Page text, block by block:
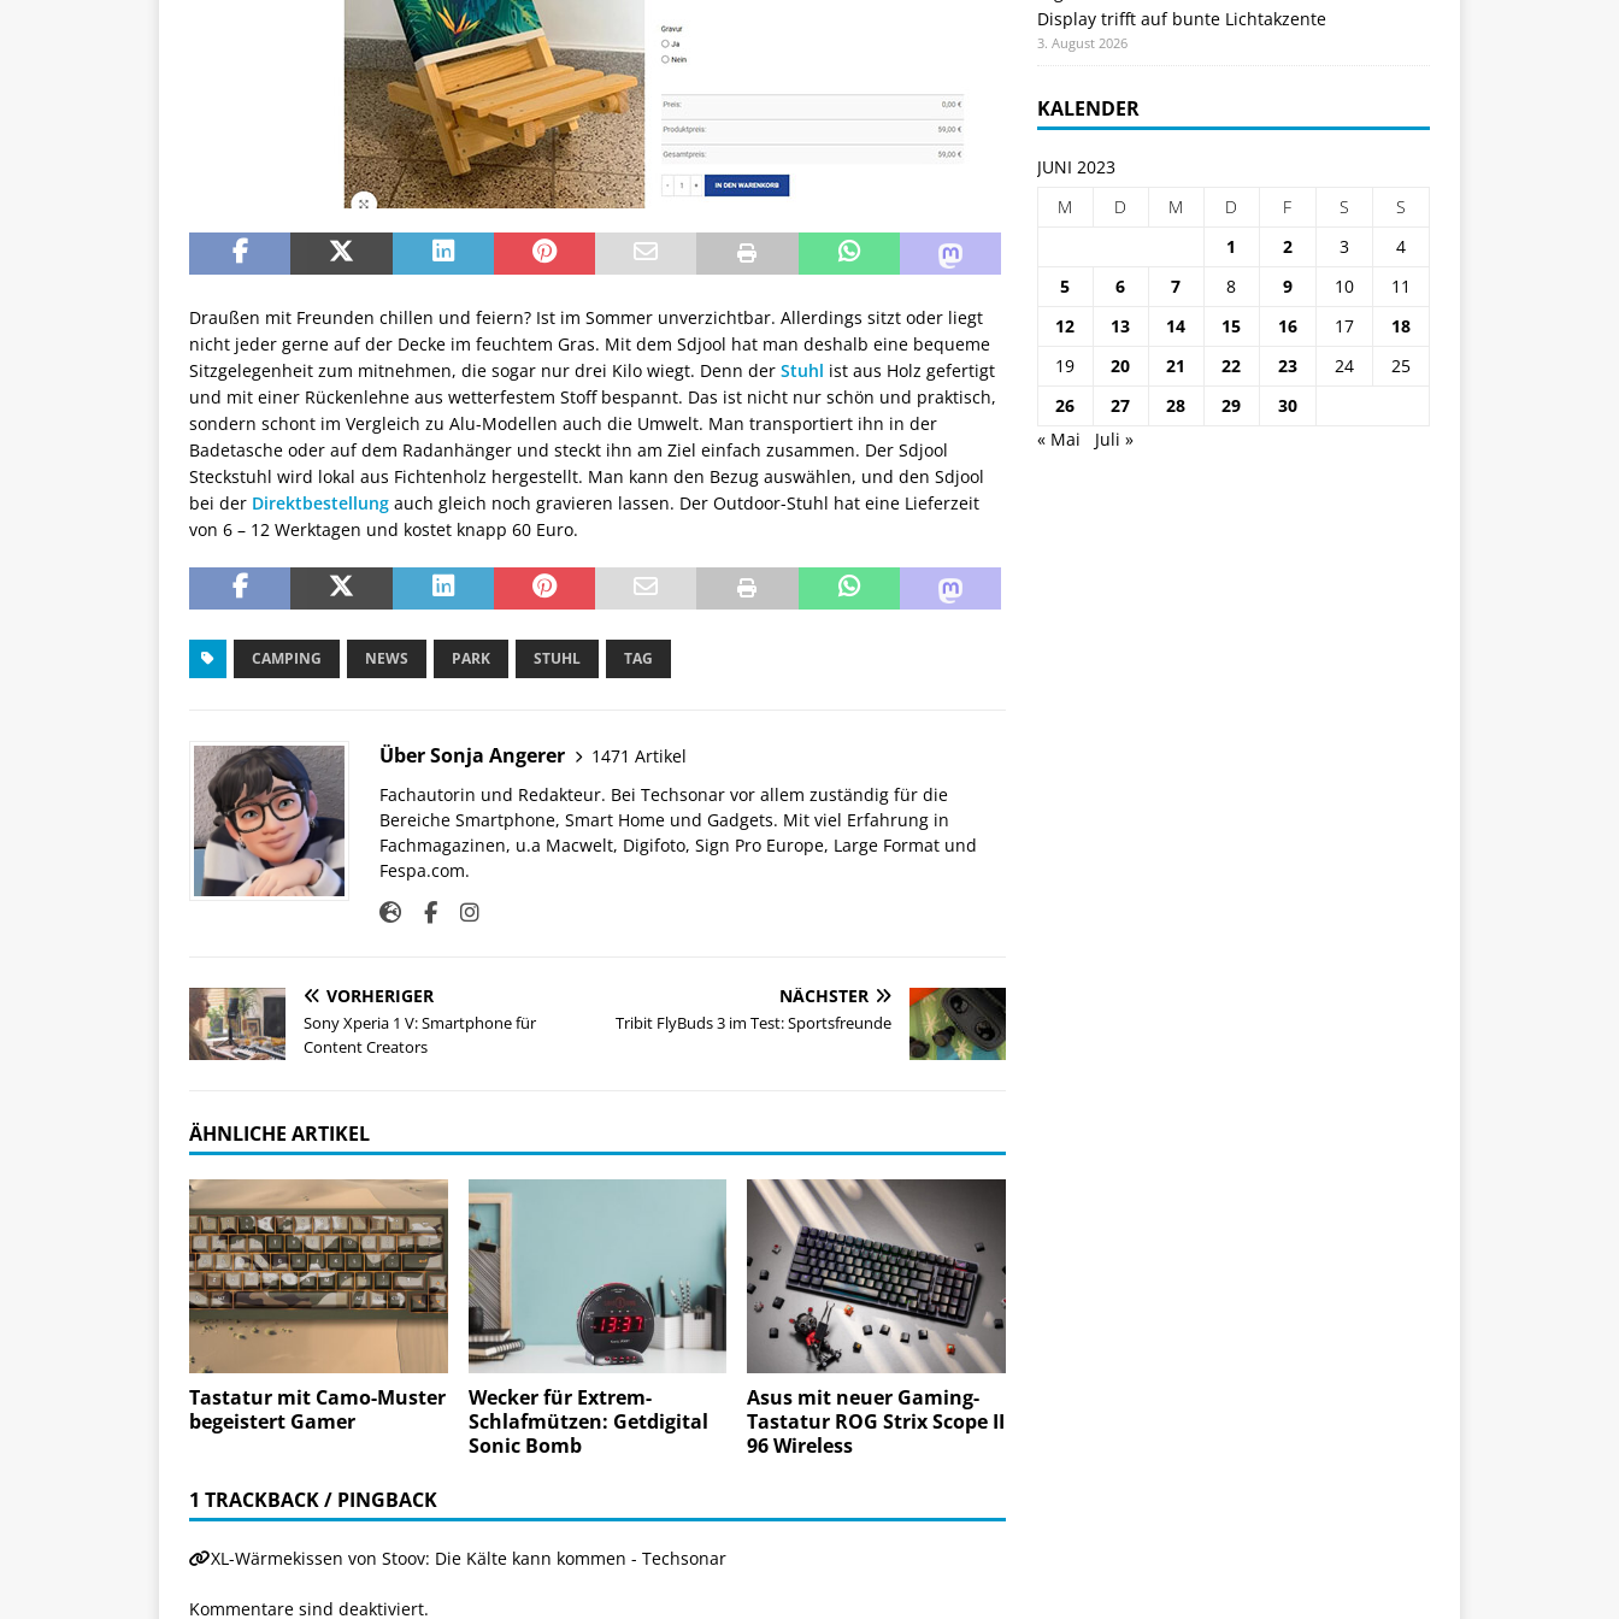
Draußen mit Freunden chillen und feiern? Ist im Sommer unverzichtbar. Allerdings sitzt oder liegt
nicht jeder gerne auf der Decke im feuchtem Gras. Mit dem Sdjool hat man deshalb eine bequeme
Sitzgelegenheit zum mitnehmen, die sogar nur drei Kilo wiegt. Denn der Stuhl ist aus Holz gefertigt
und mit einer Rückenlehne aus wetterfestem Stoff bespannt. Das ist nicht nur schön und praktisch,
sondern schont im Vergleich zu Alu-Modellen auch die Umwelt. Man transportiert ihn in der
Badetasche oder auf dem Radanhänger und steckt ihn am Ziel einfach zusammen. Der Sdjool
Steckstuhl wird lokal aus Fichtenholz hergestellt. Man kann den Bezug auswählen, und den Sdjool
bei der Direktbestellung auch gleich noch gravieren lassen. Der Outdoor-Stuhl hat eine Lieferzeit
von 6 – 12 Werktagen und kostet knapp 60 Euro.
CAMPING NEWS PARK STUHL TAG
Über Sonja Angerer
1471 Artikel
Fachautorin und Redakteur. Bei Techsonar vor allem zuständig für die
Bereiche Smartphone, Smart Home und Gadgets. Mit viel Erfahrung in
Fachmagazinen, u.a Macwelt, Digifoto, Sign Pro Europe, Large Format und
Fespa.com.
VORHERIGER
Sony Xperia 1 V: Smartphone für
Content Creators
NÄCHSTER
Tribit FlyBuds 3 im Test: Sportsfreunde
ÄHNLICHE ARTIKEL
Tastatur mit Camo-Muster
begeistert Gamer
Wecker für Extrem-
Schlafmützen: Getdigital
Sonic Bomb
Asus mit neuer Gaming-
Tastatur ROG Strix Scope II
96 Wireless
1 TRACKBACK / PINGBACK
XL-Wärmekissen von Stoov: Die Kälte kann kommen - Techsonar
Kommentare sind deaktiviert.
Display trifft auf bunte Lichtakzente
3. August 2026
KALENDER
JUNI 2023
M
D M D F S
S
1
2 3
4
5
6 7 8 9 10
11
12
13 14 15 16 17
18
19
20 21 22 23 24
25
26
27 28 29
30
« Mai
Juli »